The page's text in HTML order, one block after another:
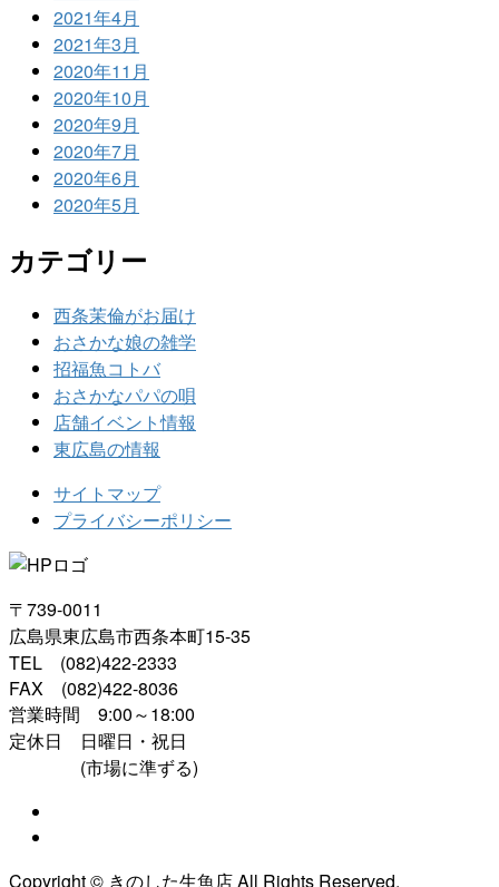
2021年4月
2021年3月
2020年11月
2020年10月
2020年9月
2020年7月
2020年6月
2020年5月
カテゴリー
西条茉倫がお届け
おさかな娘の雑学
招福魚コトバ
おさかなパパの唄
店舗イベント情報
東広島の情報
サイトマップ
プライバシーポリシー
〒739-0011
広島県東広島市西条本町15-35
TEL (082)422-2333
FAX (082)422-8036
営業時間 9:00～18:00
定休日 日曜日・祝日
(市場に準ずる)
Copyright © きのした生魚店 All Rights Reserved.